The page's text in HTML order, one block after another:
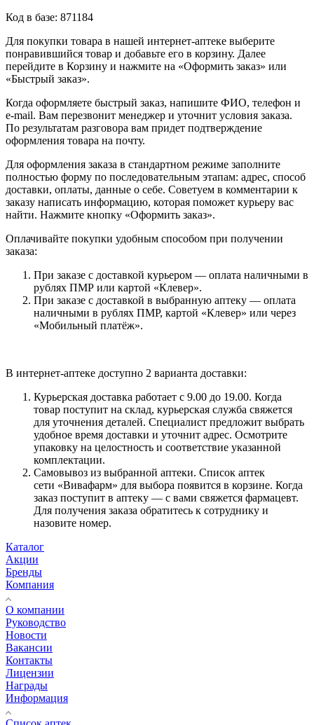
Код в базе: 871184
Для покупки товара в нашей интернет-аптеке выберите
понравившийся товар и добавьте его в корзину. Далее
перейдите в Корзину и нажмите на «Оформить заказ» или
«Быстрый заказ».
Когда оформляете быстрый заказ, напишите ФИО, телефон и
e-mail. Вам перезвонит менеджер и уточнит условия заказа.
По результатам разговора вам придет подтверждение
оформления товара на почту.
Для оформления заказа в стандартном режиме заполните
полностью форму по последовательным этапам: адрес, способ
доставки, оплаты, данные о себе. Советуем в комментарии к
заказу написать информацию, которая поможет курьеру вас
найти. Нажмите кнопку «Оформить заказ».
Оплачивайте покупки удобным способом при получении
заказа:
При заказе с доставкой курьером — оплата наличными в
рублях ПМР или картой «Клевер».
При заказе с доставкой в выбранную аптеку — оплата
наличными в рублях ПМР, картой «Клевер» или через
«Мобильный платёж».
В интернет-аптеке доступно 2 варианта доставки:
Курьерская доставка работает с 9.00 до 19.00. Когда
товар поступит на склад, курьерская служба свяжется
для уточнения деталей. Специалист предложит выбрать
удобное время доставки и уточнит адрес. Осмотрите
упаковку на целостность и соответствие указанной
комплектации.
Самовывоз из выбранной аптеки. Список аптек
сети «Вивафарм» для выбора появится в корзине. Когда
заказ поступит в аптеку — с вами свяжется фармацевт.
Для получения заказа обратитесь к сотруднику и
назовите номер.
Каталог
Акции
Бренды
Компания
О компании
Руководство
Новости
Вакансии
Контакты
Лицензии
Награды
Информация